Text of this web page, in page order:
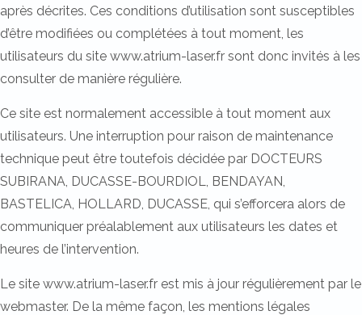
après décrites. Ces conditions d’utilisation sont susceptibles
d’être modifiées ou complétées à tout moment, les
utilisateurs du site www.atrium-laser.fr sont donc invités à les
consulter de manière régulière.
Ce site est normalement accessible à tout moment aux
utilisateurs. Une interruption pour raison de maintenance
technique peut être toutefois décidée par DOCTEURS
SUBIRANA, DUCASSE-BOURDIOL, BENDAYAN,
BASTELICA, HOLLARD, DUCASSE, qui s’efforcera alors de
communiquer préalablement aux utilisateurs les dates et
heures de l’intervention.
Le site www.atrium-laser.fr est mis à jour régulièrement par le
webmaster. De la même façon, les mentions légales